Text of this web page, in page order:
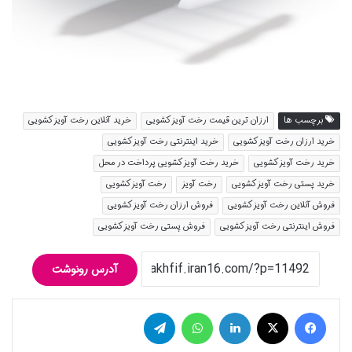
برچسب ها ارزان ترین قیمت رخت آویز کشویی
خرید آنلاین رخت آویز کشویی
خرید ارزان رخت آویز کشویی
خرید اینترنتی رخت آویز کشویی
خرید رخت آویز کشویی
خرید رخت آویز کشویی پرداخت در محل
خرید پستی رخت آویز کشویی
رخت آویز
رخت آویز کشویی
فروش آنلاین رخت آویز کشویی
فروش ارزان رخت آویز کشویی
فروش اینترنتی رخت آویز کشویی
فروش پستی رخت آویز کشویی
آدرس رونوشت
فیس بوک لینکدین